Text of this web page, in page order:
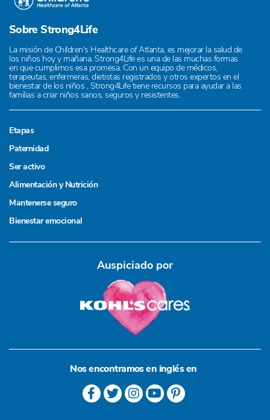
Sobre Strong4Life
La misión de Children's Healthcare of Atlanta, es mejorar la salud de
los niños hoy y mañana. Strong4Life es una de las muchas formas
en que cumplimos esa promesa. Con un equipo de médicos,
terapeutas, enfermeras, dietistas registrados y otros expertos en el
bienestar de los niños , Strong4Life tiene recursos para ayudar a las
familias a criar niños sanos, seguros y resistentes.
Etapas
Paternidad
Ser activo
Alimentación y Nutrición
Mantenerse seguro
Bienestar emocional
Auspiciado por
Nos encontramos en inglés en